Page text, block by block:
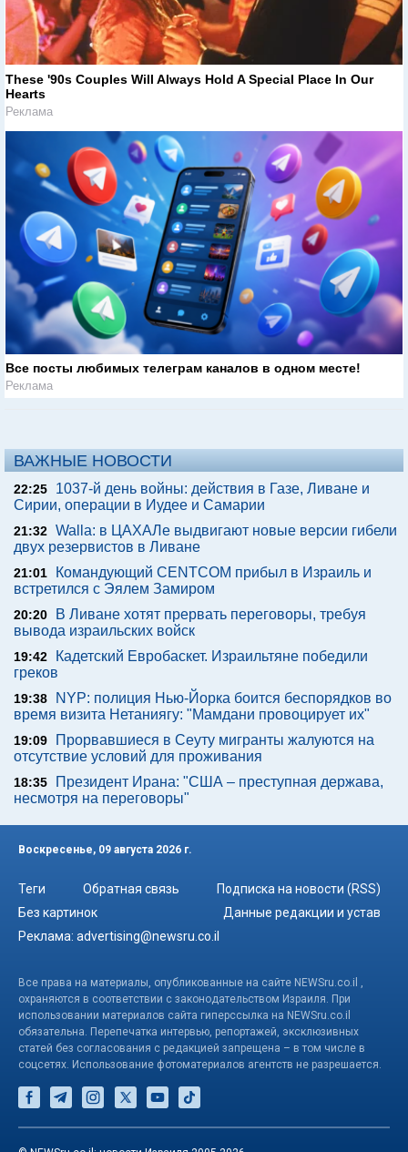
These '90s Couples Will Always Hold A Special Place In Our
Hearts
Реклама
Все посты любимых телеграм каналов в одном месте!
Реклама
ВАЖНЫЕ НОВОСТИ
22:25
1037-й день войны: действия в Газе, Ливане и
Сирии, операции в Иудее и Самарии
21:32 Walla: в ЦАХАЛе выдвигают новые версии гибели
двух резервистов в Ливане
21:01
Командующий CENTCOM прибыл в Израиль и
встретился с Эялем Замиром
20:20
В Ливане хотят прервать переговоры, требуя
вывода израильских войск
19:42
Кадетский Евробаскет. Израильтяне победили
греков
19:38
NYP: полиция Нью-Йорка боится беспорядков во
время визита Нетаниягу: "Мамдани провоцирует их"
19:09
Прорвавшиеся в Сеуту мигранты жалуются на
отсутствие условий для проживания
18:35
Президент Ирана: "США – преступная держава,
несмотря на переговоры"
Воскресенье, 09 августа 2026 г.
Теги Обратная связь
Подписка на новости (RSS)
Без картинок
Данные редакции и устав
Реклама: advertising@newsru.co.il
Все права на материалы, опубликованные на сайте NEWSru.co.il ,
охраняются в соответствии с законодательством Израиля. При
использовании материалов сайта гиперссылка на NEWSru.co.il
обязательна. Перепечатка интервью, репортажей, эксклюзивных
статей без согласования с редакцией запрещена – в том числе в
соцсетях. Использование фотоматериалов агентств не разрешается.